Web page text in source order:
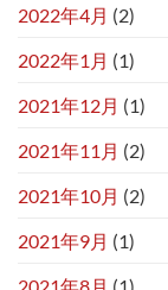
2022年4月 (2)
2022年1月 (1)
2021年12月 (1)
2021年11月 (2)
2021年10月 (2)
2021年9月 (1)